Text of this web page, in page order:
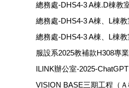
總務處-DHS4-3 A棟.D棟教
總務處-DHS4-3 A棟、L棟
總務處-DHS4-3 A棟、L棟
服設系2025教補款H308專
ILINK辦公室-2025-
VISION BASE三期工程（